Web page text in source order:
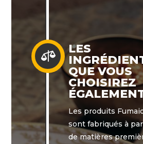

LES
QUE VOUS
CHOISIREZ
Les produits
sont fabriqués à
de matières